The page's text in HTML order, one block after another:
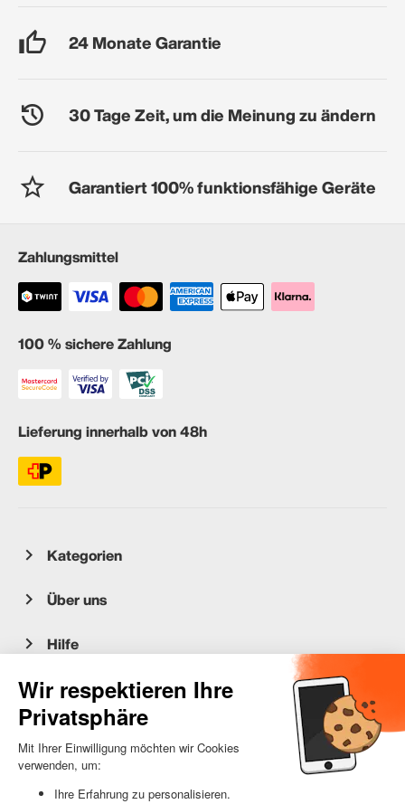
24 Monate Garantie
30 Tage Zeit, um die Meinung zu ändern
Garantiert 100% funktionsfähige Geräte
Zahlungsmittel
100 % sichere Zahlung
Lieferung innerhalb von 48h
Kategorien
Über uns
Hilfe
Kundenservice
occasion.migros.mobile@recommerce.com
Montag-Freitag 08:00-17:00